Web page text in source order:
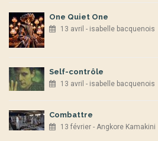
One Quiet One
13 avril - isabelle bacquenois
Self-contrôle
13 avril - isabelle bacquenois
Combattre
13 février - Angkore Kamakini